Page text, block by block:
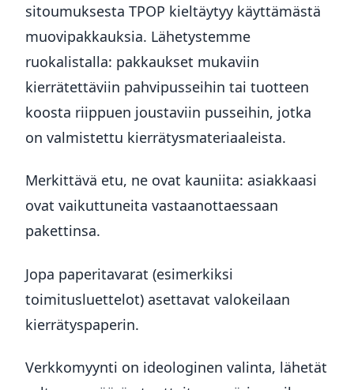
sitoumuksesta TPOP kieltäytyy käyttämästä
muovipakkauksia. Lähetystemme
ruokalistalla: pakkaukset mukaviin
kierrätettäviin pahvipusseihin tai tuotteen
koosta riippuen joustaviin pusseihin, jotka
on valmistettu kierrätysmateriaaleista.
Merkittävä etu, ne ovat kauniita: asiakkaasi
ovat vaikuttuneita vastaanottaessaan
pakettinsa.
Jopa paperitavarat (esimerkiksi
toimitusluettelot) asettavat valokeilaan
kierrätyspaperin.
Verkkomyynti on ideologinen valinta, lähetät